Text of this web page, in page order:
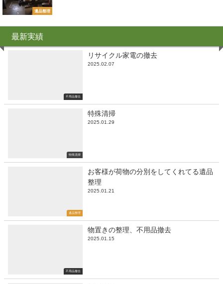
遺品整理
最新実績
不用品撤去
リサイクル家電の撤去
2025.02.07
特殊清掃
特殊清掃
2025.01.29
遺品整理
お客様が荷物の分別をしてくれてる遺品
整理
2025.01.21
不用品撤去
物置きの整理、不用品撤去
2025.01.15